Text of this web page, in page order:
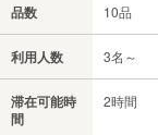
品数 10品
利用人数 3名～
滞在可能時
間
2時間